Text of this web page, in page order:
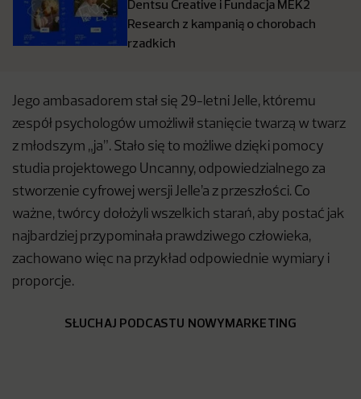
Dentsu Creative i Fundacja MEK2
Research z kampanią o chorobach
rzadkich
Jego ambasadorem stał się 29-letni Jelle, któremu
zespół psychologów umożliwił stanięcie twarzą w twarz
z młodszym „ja”. Stało się to możliwe dzięki pomocy
studia projektowego Uncanny, odpowiedzialnego za
stworzenie cyfrowej wersji Jelle’a z przeszłości. Co
ważne, twórcy dołożyli wszelkich starań, aby postać jak
najbardziej przypominała prawdziwego człowieka,
zachowano więc na przykład odpowiednie wymiary i
proporcje.
SŁUCHAJ PODCASTU NOWYMARKETING